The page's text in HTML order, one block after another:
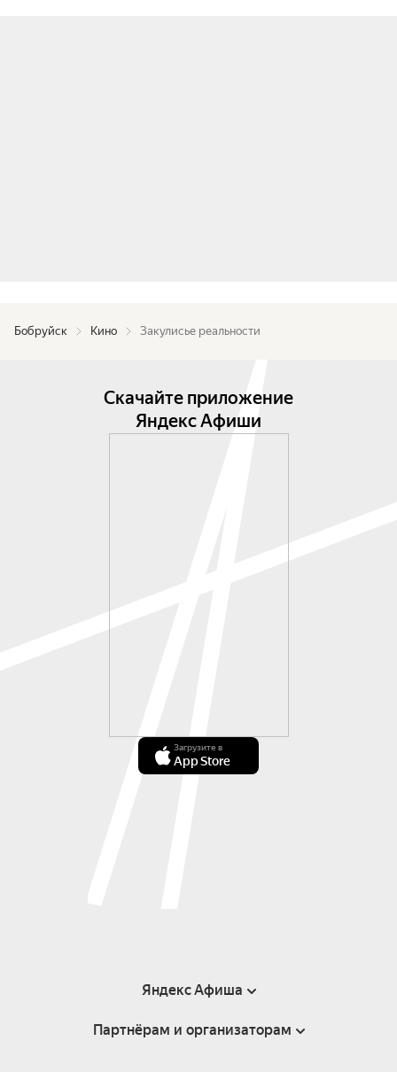
Бобруйск Кино Закулисье реальности
Скачайте приложение
Яндекс Афиши
Загрузите в
App Store
Яндекс Афиша
Справка
Партнёрам и организаторам